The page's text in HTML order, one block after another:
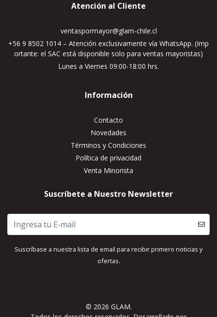
Atención al Cliente
ventaspormayor@glam-chile.cl
+56 9 8502 1014 – Atención exclusivamente vía WhatsApp. (Imp
ortante: el SAC está disponible solo para ventas mayoristas)
Lunes a Viernes 09:00-18:00 hrs.
Información
Contacto
Novedades
Términos y Condiciones
Política de privacidad
Venta Minorista
Suscríbete a Nuestro Newsletter
Suscríbase a nuestra lista de email para recibir primero noticias y
ofertas.
© 2026 GLAM.